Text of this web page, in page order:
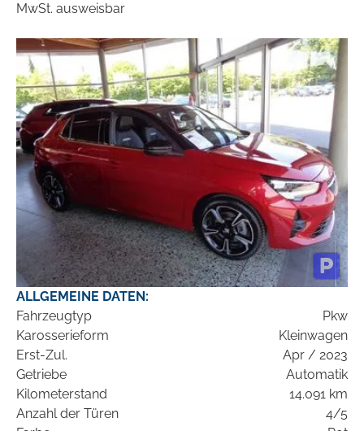
MwSt. ausweisbar
ALLGEMEINE DATEN:
Fahrzeugtyp
Pkw
Karosserieform
Kleinwagen
Erst-Zul.
Apr / 2023
Getriebe
Automatik
Kilometerstand
14.091 km
Anzahl der Türen
4/5